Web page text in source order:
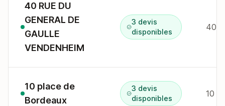
40 RUE DU
GENERAL DE
GAULLE
VENDENHEIM
3 devis
disponibles
40 r
10 place de
Bordeaux
3 devis
disponibles
10